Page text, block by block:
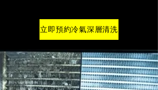
立即預約冷氣深層清洗